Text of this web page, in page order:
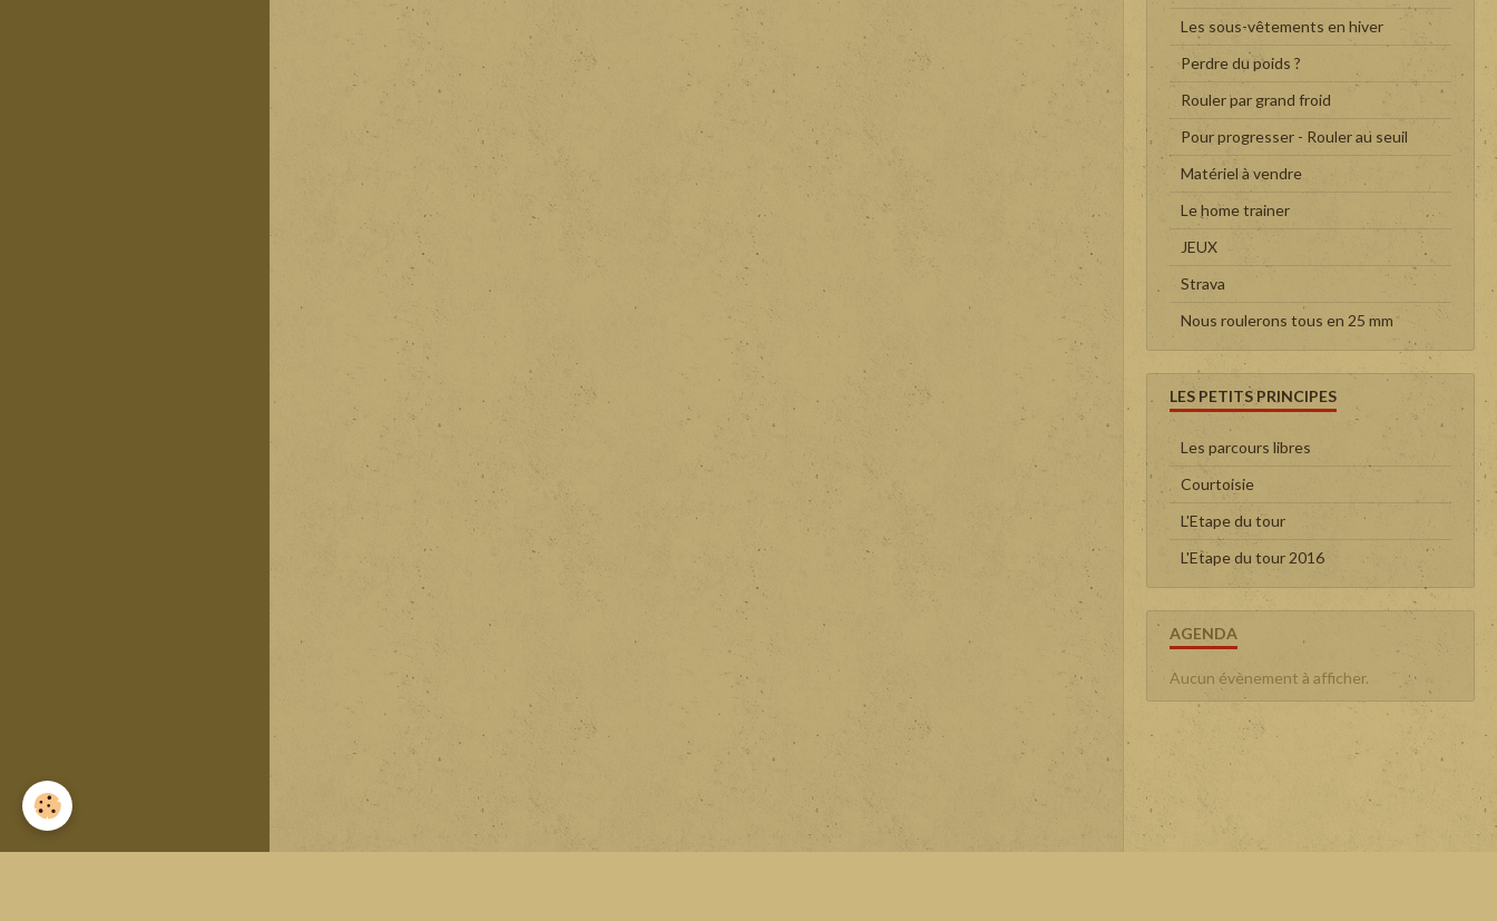
Les sous-vêtements en hiver
Perdre du poids ?
Rouler par grand froid
Pour progresser - Rouler au seuil
Matériel à vendre
Le home trainer
JEUX
Strava
Nous roulerons tous en 25 mm
LES PETITS PRINCIPES
Les parcours libres
Courtoisie
L'Etape du tour
L'Etape du tour 2016
AGENDA
Aucun évènement à afficher.